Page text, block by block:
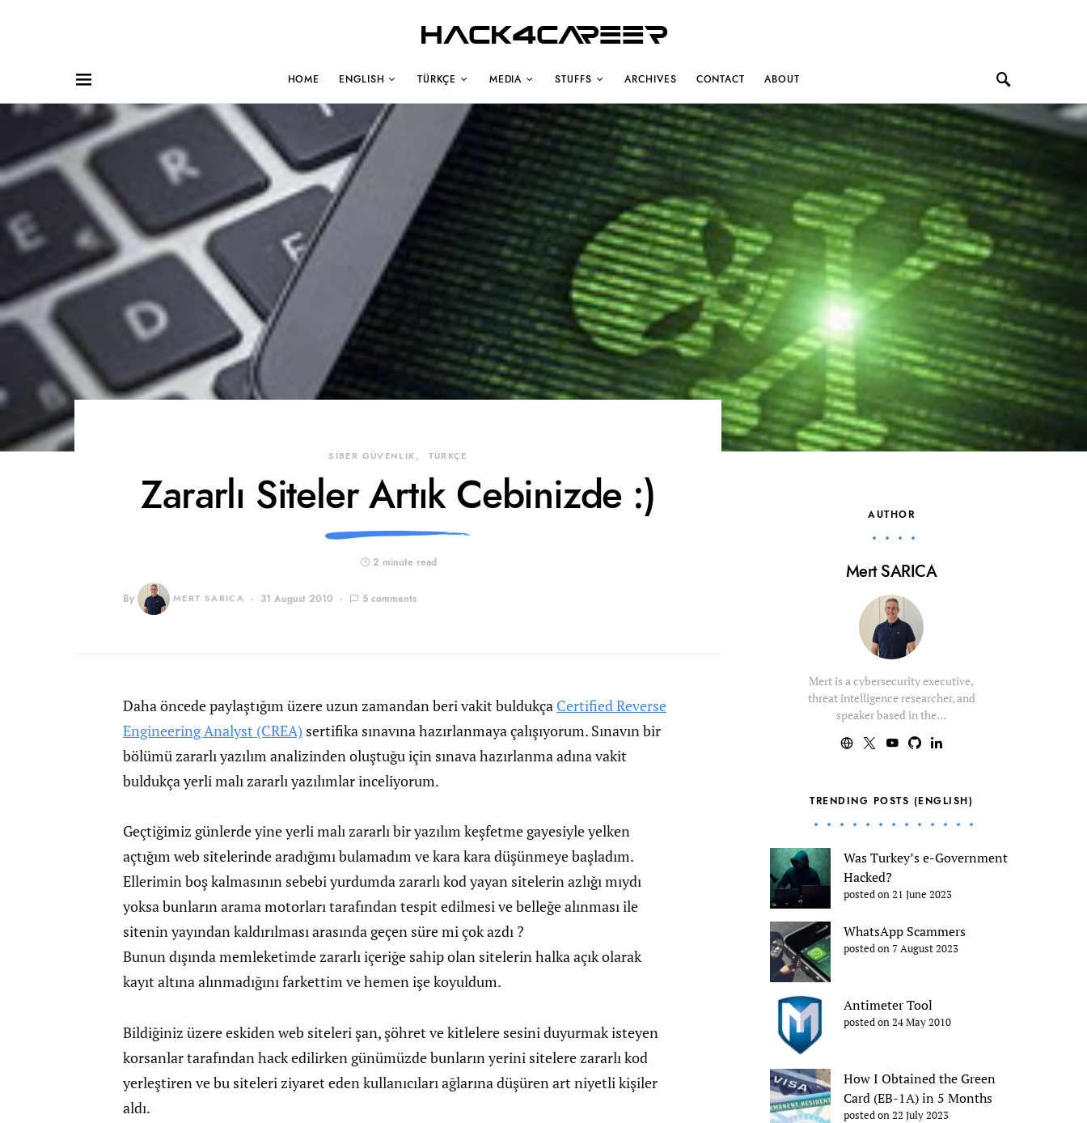
Hack4Career
HOME ENGLISH TÜRKÇE MEDIA STUFFS ARCHIVES CONTACT ABOUT
SİBER GÜVENLİK TÜRKÇE
Zararlı Siteler Artık Cebinizde :)
2 minute read
By MERT SARICA 31 August 2010 5 comments
Daha öncede paylaştığım üzere uzun zamandan beri vakit buldukça Certified Reverse
Engineering Analyst (CREA) sertifika sınavına hazırlanmaya çalışıyorum. Sınavın bir
bölümü zararlı yazılım analizinden oluştuğu için sınava hazırlanma adına vakit
buldukça yerli malı zararlı yazılımlar inceliyorum.
Geçtiğimiz günlerde yine yerli malı zararlı bir yazılım keşfetme gayesiyle yelken
açtığım web sitelerinde aradığımı bulamadım ve kara kara düşünmeye başladım.
Ellerimin boş kalmasının sebebi yurdumda zararlı kod yayan sitelerin azlığı mıydı
yoksa bunların arama motorları tarafından tespit edilmesi ve belleğe alınması ile
sitenin yayından kaldırılması arasında geçen süre mi çok azdı ?
Bunun dışında memleketimde zararlı içeriğe sahip olan sitelerin halka açık olarak
kayıt altına alınmadığını farkettim ve hemen işe koyuldum.
Bildiğiniz üzere eskiden web siteleri şan, şöhret ve kitlelere sesini duyurmak isteyen
korsanlar tarafından hack edilirken günümüzde bunların yerini sitelere zararlı kod
yerleştiren ve bu siteleri ziyaret eden kullanıcıları ağlarına düşüren art niyetli kişiler
aldı.
AUTHOR
Mert SARICA
Mert is a cybersecurity executive,
threat intelligence researcher, and
speaker based in the…
TRENDING POSTS (ENGLISH)
Was Turkey’s e-Government
Hacked?
posted on 21 June 2023
WhatsApp Scammers
posted on 7 August 2023
Antimeter Tool
posted on 24 May 2010
How I Obtained the Green
Card (EB-1A) in 5 Months
posted on 22 July 2023